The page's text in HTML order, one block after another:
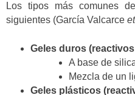
Los tipos más comunes
siguientes (García Valcarce
Geles duros
A base de
Mezcla de un
Geles plásticos